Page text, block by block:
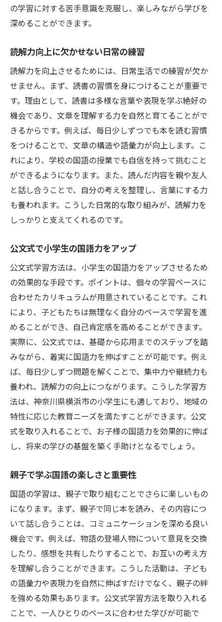
公文式で学ぶ小学生の国語力
公文式がもたらす国語力向上の効果
公文式で読む力を育てるためのステップ
国語力を伸ばす公文式の独自メソッド
公文式を活用した国語の実力アップ
親子で取り組む公文式の魅力と効果
読解力を育むための国語学習法
読解力を高める国語学習のアイデア
小学生が楽しく学べる国語の学び方
公文式で効果的に読解力を育てる方法
国語力を引き出すための本選びのポイント
国語の読解力を養うための重要なステップ
家庭でできる国語の読解力向上トレーニン
グ
国語の力を引き出すための創造的アプロー
チ
小学生が国語を楽しむための工夫と活動
公文式で国語力を最大限に引き出す方法
国語力を高めるための継続的な取り組み
国語の能力を引き出す学習環境作り
国語の力を活かした多様な学びの提案
国語力を伸ばすための具体的手法
国語力を伸ばすための具体的な実践法
小学生に効果的な国語学習のステップ
公文式で国語力を向上させる手法
国語の力を伸ばすための教材選びのポイン
ト
国語の学びを深めるための工夫と提案
の学習に対する苦手意識を克服し、楽しみながら学びを
深めることができます。
読解力向上に欠かせない日常の練習
読解力を向上させるためには、日常生活での練習が欠か
せません。まず、読書の習慣を身につけることが重要で
す。理由として、読書は多様な言葉や表現を学ぶ絶好の
機会であり、文章を理解する力を自然と育てることがで
きるからです。例えば、毎日少しずつでも本を読む習慣
をつけることで、文章の構造や語彙力が向上します。こ
れにより、学校の国語の授業でも自信を持って挑むこと
ができるようになります。また、読んだ内容を親や友人
と話し合うことで、自分の考えを整理し、言葉にする力
も養われます。こうした日常的な取り組みが、読解力を
しっかりと支えてくれるのです。
公文式で小学生の国語力をアップ
公文式学習方法は、小学生の国語力をアップさせるため
の効果的な手段です。ポイントは、個々の学習ペースに
合わせたカリキュラムが用意されていることです。これ
により、子どもたちは無理なく自分のペースで学習を進
めることができ、自己肯定感を高めることができます。
実際に、公文式では、基礎から応用までのステップを踏
みながら、着実に国語力を伸ばすことが可能です。例え
ば、毎日少しずつ問題を解くことで、集中力や継続力も
養われ、読解力の向上につながります。こうした学習方
法は、神奈川県横浜市の小学生にも適しており、地域の
特性に応じた教育ニーズを満たすことができます。公文
式を取り入れることで、お子様の国語力を効果的に伸ば
し、将来の学びの基盤を築く手助けとなるでしょう。
親子で学ぶ国語の楽しさと重要性
国語の学習は、親子で取り組むことでさらに楽しいもの
になります。まず、親子で同じ本を読み、その内容につ
いて話し合うことは、コミュニケーションを深める良い
機会です。例えば、物語の登場人物について意見を交換
したり、感想を共有したりすることで、お互いの考え方
を理解し合うことができます。こうした活動は、子ども
の語彙力や表現力を自然に伸ばすだけでなく、親子の絆
を強める効果もあります。公文式学習方法を取り入れる
ことで、一人ひとりのペースに合わせた学びが可能で